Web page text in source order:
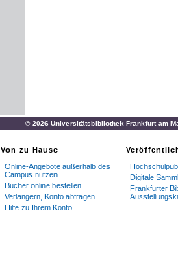
© 2026 Universitätsbibliothek Frankfurt am
Von zu Hause
Online-Angebote außerhalb des
Campus nutzen
Bücher online bestellen
Verlängern, Konto abfragen
Hilfe zu Ihrem Konto
Digitale
Frankfurter